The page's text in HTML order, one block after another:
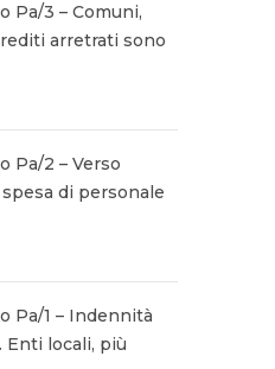
Pa/3 – Comuni,
arretrati sono
Pa/2 – Verso
di personale
Pa/1 – Indennità
locali, più